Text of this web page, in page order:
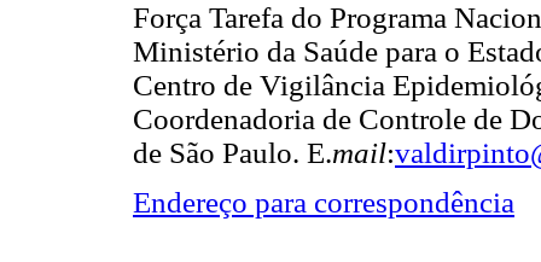
Força Tarefa do Programa
Ministério da Saúde para o
Centro de Vigilância
Coordenadoria de Controle de
de São Paulo. E.mail:
Endereço para correspondência